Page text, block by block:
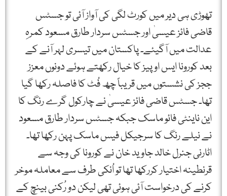
تھوڑی ہی دیر میں کورٹ لگی کی آواز آئی تو جسٹس
قاضی فائز عیسیٰ اور جسٹس سردار طارق مسعود کمرہِ
عدالت میں آگیئے۔ پاکستان میں تیسری لہر آنے کے
بعد کورونا ایس او پیز کا خیال رکھتے ہوئے دونوں معزز
ججز کی نشستوں میں قریباً چھ فُٹ کا فاصلہ رکھا گیا
تھا۔ جسٹس قاضی فائز عیسیٰ نے چارکول گرے رنگ کا
این ناینٹی فائو ماسک جبکہ جسٹس سردار طارق مسعود
نے نیلے رنگ کا سرجیکل فیس ماسک پہن رکھا تھا۔
اٹارنی جنرل خالد جاوید خان نے کورونا کی وجہ سے
قرنطینہ اختیار کررکھا تھا تو اُنکی طرف سے معاملہ موخر
کرنے کی درخواست آئی ہوئی تھی لیکن دو رُکنی بینچ کے